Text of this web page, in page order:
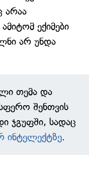
არაა
ექიმები
არ უნდა
თემა და
შენთვის
ჯგუფში, სადაც
ინტელექტზე.